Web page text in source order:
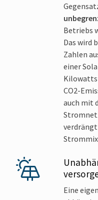
Betriebs
Das wird
Zahlen
einer
CO2-
auch mit
verdrängt
Eine